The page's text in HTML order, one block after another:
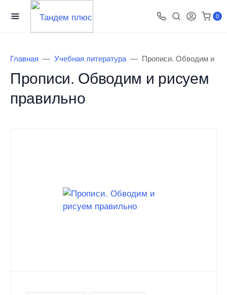
0
Главная Учебная литература Прописи. Обводим и
Прописи. Обводим и рисуем
правильно